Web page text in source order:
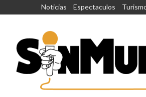
Noticias Espectaculos